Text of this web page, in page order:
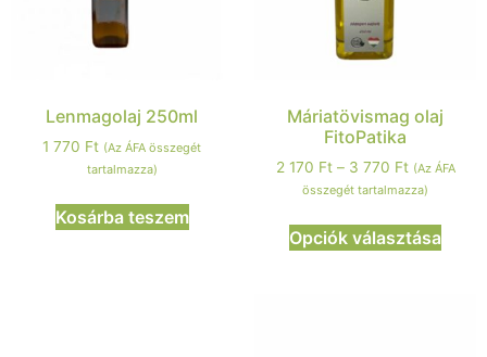
Lenmagolaj 250ml
1 770 Ft (Az ÁFA összegét
tartalmazza)
Kosárba teszem
Máriatövismag olaj
FitoPatika
2 170 Ft – 3 770 Ft (Az ÁFA
összegét tartalmazza)
Opciók választása